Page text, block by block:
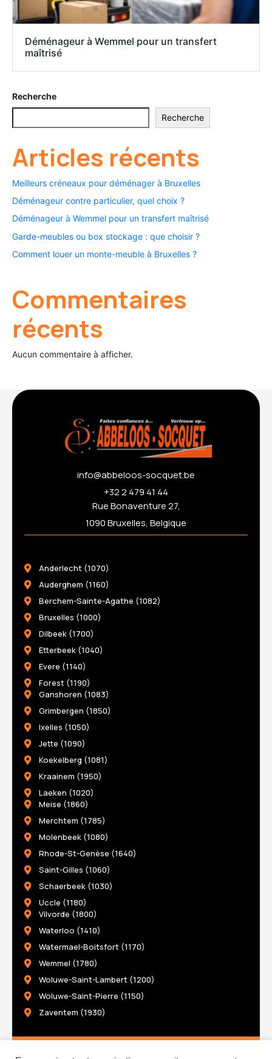
Déménageur à Wemmel pour un transfert
maîtrisé
Recherche
Recherche
Articles récents
Meilleurs créneaux pour déménager à Bruxelles
Déménageur contre particulier, quel choix ?
Déménageur à Wemmel pour un transfert maîtrisé
Garde-meubles ou box stockage : que choisir ?
Comment louer un monte-meuble à Bruxelles ?
Commentaires
récents
Aucun commentaire à afficher.
info@abbeloos-socquet.be
+32 2 479 41 44
Rue Bonaventure 27,
1090 Bruxelles, Belgique
Anderlecht (1070)
Auderghem (1160)
Berchem-Sainte-Agathe (1082)
Bruxelles (1000)
Dilbeek (1700)
Etterbeek (1040)
Evere (1140)
Forest (1190)
Ganshoren (1083)
Grimbergen (1850)
Ixelles (1050)
Jette (1090)
Koekelberg (1081)
Kraainem (1950)
Laeken (1020)
Meise (1860)
Merchtem (1785)
Molenbeek (1080)
Rhode-St-Genèse (1640)
Saint-Gilles (1060)
Schaerbeek (1030)
Uccle (1180)
Vilvorde (1800)
Waterloo (1410)
Watermael-Boitsfort (1170)
Wemmel (1780)
Woluwe-Saint-Lambert (1200)
Woluwe-Saint-Pierre (1150)
Zaventem (1930)
2026 © Abbeloos Socquet Designed byBluetime – BlueBook